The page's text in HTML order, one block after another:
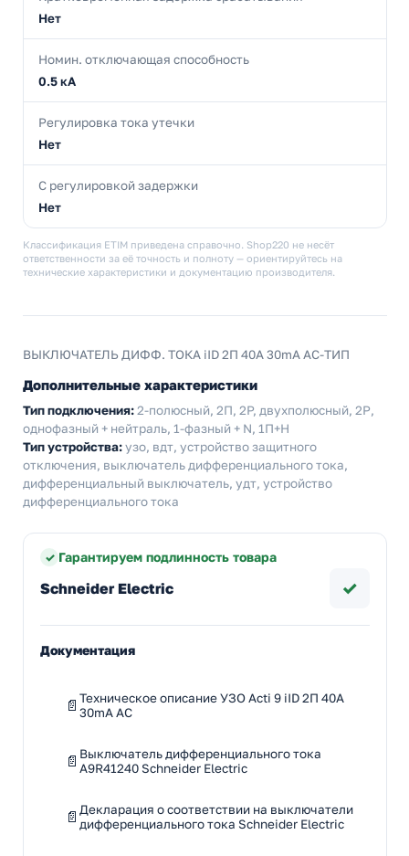
Нет
Номин. отключающая способность
0.5 кА
Регулировка тока утечки
Нет
С регулировкой задержки
Нет
Классификация ETIM приведена справочно. Shop220 не несёт
ответственности за её точность и полноту — ориентируйтесь на
технические характеристики и документацию производителя.
ВЫКЛЮЧАТЕЛЬ ДИФФ. ТОКА iID 2П 40A 30mA AC-ТИП
Дополнительные характеристики
Тип подключения: 2-полюсный, 2П, 2P, двухполюсный, 2Р,
однофазный + нейтраль, 1-фазный + N, 1П+Н
Тип устройства:узо, вдт, устройство защитного
отключения, выключатель дифференциального тока,
дифференциальный выключатель, удт, устройство
дифференциального тока
Гарантируем подлинность товара
Schneider Electric ✓
Документация
Техническое описание УЗО Acti 9 iID 2П 40A
30mA AC
Выключатель дифференциального тока
A9R41240 Schneider Electric
Декларация о соответствии на выключатели
дифференциального тока Schneider Electric